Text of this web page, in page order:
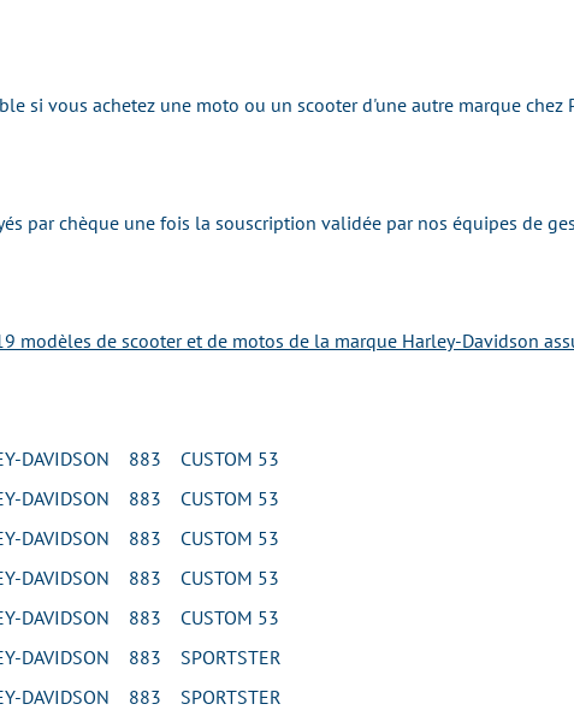
si vous achetez une moto ou un scooter d'une autre marque chez
par chèque une fois la souscription validée par nos équipes de
modèles de scooter et de motos de la marque Harley-Davidson
DAVIDSON 883 CUSTOM 53
DAVIDSON 883 CUSTOM 53
DAVIDSON 883 CUSTOM 53
DAVIDSON 883 CUSTOM 53
DAVIDSON 883 CUSTOM 53
DAVIDSON 883 SPORTSTER
DAVIDSON 883 SPORTSTER